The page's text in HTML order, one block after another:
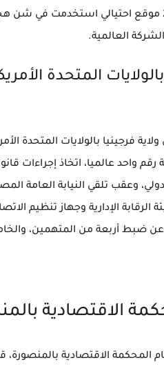
كما تبين قيام المتهمين بإنشاء 240 موقع احتيالي
العالمية.
المتحدة
فرجينيا بالولايات المتحدة
رقم واحد عالميا، اتخاذ إجراءات
وعقب تلقي النيابة العامة
الإدارية وجهاز تنظيم
عن ضبط أربعة من المتهمين،
4 جلسات أمام المحكمة الاقتصادية